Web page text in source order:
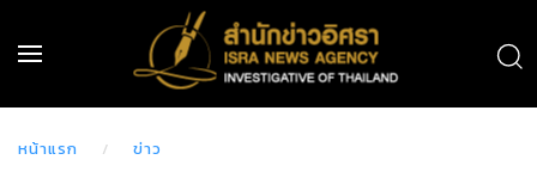
หน้าแรก ข่าว